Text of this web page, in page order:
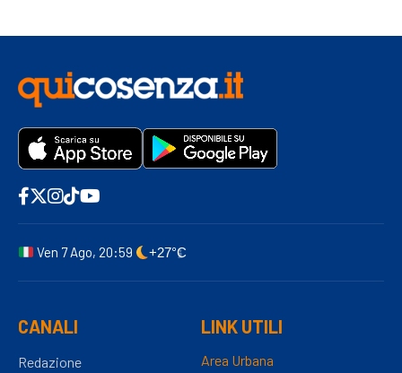
Ven 7 Ago, 20:59 +27°C
CANALI
Redazione
LINK UTILI
Area Urbana